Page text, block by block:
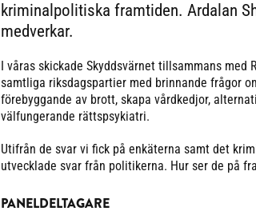
kriminalpolitiska framtiden. Ardalan
medverkar.
I våras skickade Skyddsvärnet tillsammans
samtliga riksdagspartier med brinnande frågor
förebyggande av brott, skapa vårdkedjor,
välfungerande rättspsykiatri.
Utifrån de svar vi fick på enkäterna samt det
utvecklade svar från politikerna. Hur ser de på
PANELDELTAGARE